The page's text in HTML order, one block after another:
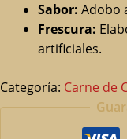
Sabor: Adobo
Frescura:
artificiales.
Categoría: Carne de